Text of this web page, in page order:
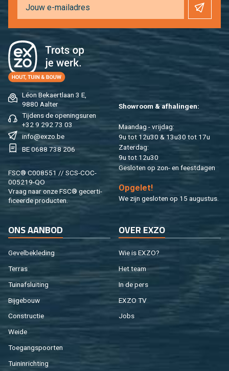
Léon Be­kaert­laan 3 E,
9880 Aal­ter
Tij­dens de ope­nings­uren
+32 9 292 73 03
info@​exzo.​be
BE 0688 738 206
FSC® C008551 // SCS-COC-
005219-QO
Vraag naar onze FSC® ge­cer­ti­
fi­ceer­de pro­duc­ten.
Show­room & af­ha­lin­gen:
Maan­dag - vrij­dag:
9u tot 12u30 & 13u30 tot 17u
Za­ter­dag:
9u tot 12u30
Ge­slo­ten op zon- en feest­da­gen
Op­ge­let!
We zijn ge­slo­ten op 15 au­gus­tus.
ONS AAN­BOD
Ge­vel­be­kle­ding
Ter­ras
Tuin­af­slui­ting
Bij­ge­bouw
Con­struc­tie
Weide
Toe­gangs­poor­ten
Tuin­in­rich­ting
OVER EXZO
Wie is EXZO?
Het team
In de pers
EXZO TV
Jobs